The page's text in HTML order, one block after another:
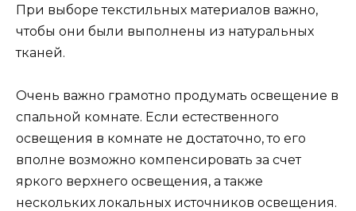
При выборе текстильных материалов важно,
чтобы они были выполнены из натуральных
тканей.
Очень важно грамотно продумать освещение в
спальной комнате. Если естественного
освещения в комнате не достаточно, то его
вполне возможно компенсировать за счет
яркого верхнего освещения, а также
нескольких локальных источников освещения.